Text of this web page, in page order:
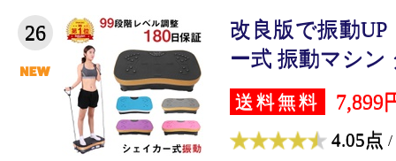
26
改良版で振動
ー式 振動マシン
送料無料 7,899
4.05点 /